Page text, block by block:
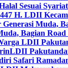
Sesuai
H. LDII
Muda,
Bagian
LDII
LDII
Safari